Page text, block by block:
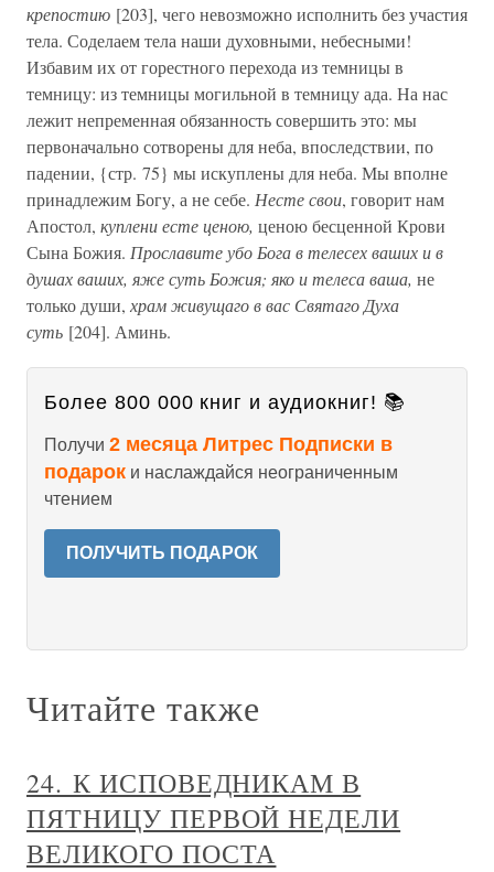
крепостию [203], чего невозможно исполнить без участия
тела. Соделаем тела наши духовными, небесными!
Избавим их от горестного перехода из темницы в
темницу: из темницы могильной в темницу ада. На нас
лежит непременная обязанность совершить это: мы
первоначально сотворены для неба, впоследствии, по
падении, {стр. 75} мы искуплены для неба. Мы вполне
принадлежим Богу, а не себе. Несте свои, говорит нам
Апостол, куплени есте ценою, ценою бесценной Крови
Сына Божия. Прославите убо Бога в телесех ваших и в
душах ваших, яже суть Божия; яко и телеса ваша, не
только души, храм живущаго в вас Святаго Духа
суть [204]. Аминь.
Более 800 000 книг и аудиокниг! 📚
Получи 2 месяца Литрес Подписки в
подарок и наслаждайся неограниченным
чтением
ПОЛУЧИТЬ ПОДАРОК
Читайте также
24. К ИСПОВЕДНИКАМ В
ПЯТНИЦУ ПЕРВОЙ НЕДЕЛИ
ВЕЛИКОГО ПОСТА